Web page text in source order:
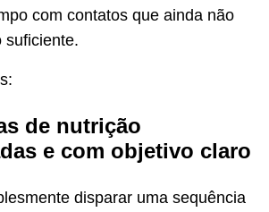
com contatos que ainda não
suficiente.
de nutrição
e com objetivo claro
disparar uma sequência